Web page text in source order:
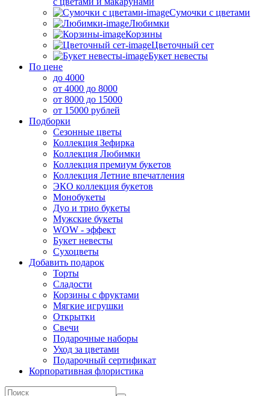
Сумочки с цветами
Любимки
Корзины
Цветочный сет
Букет невесты
По цене
до 4000
от 4000 до 8000
от 8000 до 15000
от 15000 рублей
Подборки
Сезонные цветы
Коллекция Зефирка
Коллекция Любимки
Коллекция премиум букетов
Коллекция Летние впечатления
ЭКО коллекция букетов
Монобукеты
Дуо и трио букеты
Мужские букеты
WOW - эффект
Букет невесты
Сухоцветы
Добавить подарок
Торты
Сладости
Корзины с фруктами
Мягкие игрушки
Открытки
Свечи
Подарочные наборы
Уход за цветами
Подарочный сертификат
Корпоративная флористика